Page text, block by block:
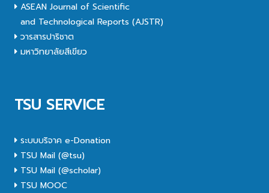
ASEAN Journal of Scientific
and Technological Reports (AJSTR)
วารสารปาริชาต
มหาวิทยาลัยสีเขียว
TSU SERVICE
ระบบบริจาค e-Donation
TSU Mail (@tsu)
TSU Mail (@scholar)
TSU MOOC